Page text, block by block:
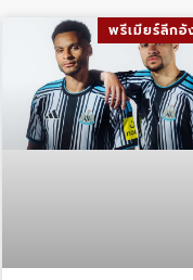
พรีเมียร์ลีก